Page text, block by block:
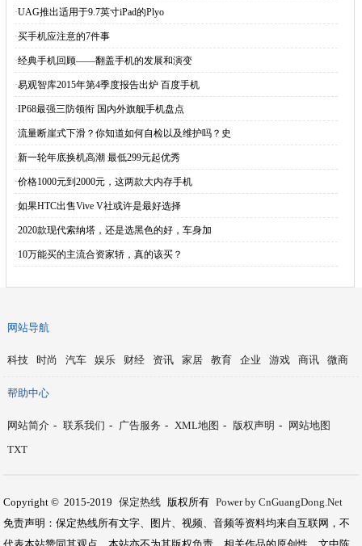
·UAG推出适用于9.7英寸iPad的Plyo
·买手机应注意的7件事
·经典手机回顾——翻盖手机的发展和演变
·易观智库2015年第4季度报告出炉 百度手机
·IP68最强三防领衔 国内外旗舰手机盘点
·流量断崖式下滑？你知道如何自检以及维护吗？史
·新一轮年底换机高潮 最低299元起优秀
·价格1000元到2000元，这两款大内存手机
·如果HTC出售Vive V社或许是最好选择
·2020款现代索纳塔，还是选黑色的好，车身加
·10万能买的主流合资家轿，真的该买？
网站导航
科技 时尚 汽车 娱乐 财经 资讯 家居 教育 企业 游戏 商讯 微商
帮助中心
网站简介 - 联系我们 - 广告服务 - XML地图 - 版权声明 -
网站地图
TXT
Copyright © 2015-2019 保定热线 版权所有 Power by CnGuangDong.Net
免责声明：保定热线所有文字、图片、视频、音频等资料均来自互联网，不